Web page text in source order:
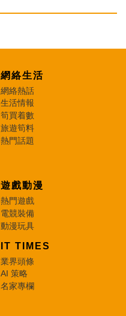
網絡生活
網絡熱話
生活情報
筍買着數
旅遊筍料
熱門話題
遊戲動漫
熱門遊戲
電競裝備
動漫玩具
IT TIMES
業界頭條
AI 策略
名家專欄